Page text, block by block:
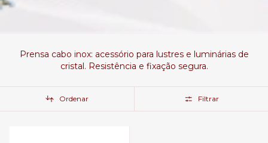
Prensa cabo inox: acessório para lustres e luminárias de
cristal. Resistência e fixação segura.
Ordenar Filtrar